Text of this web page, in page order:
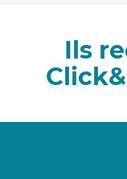
Ils